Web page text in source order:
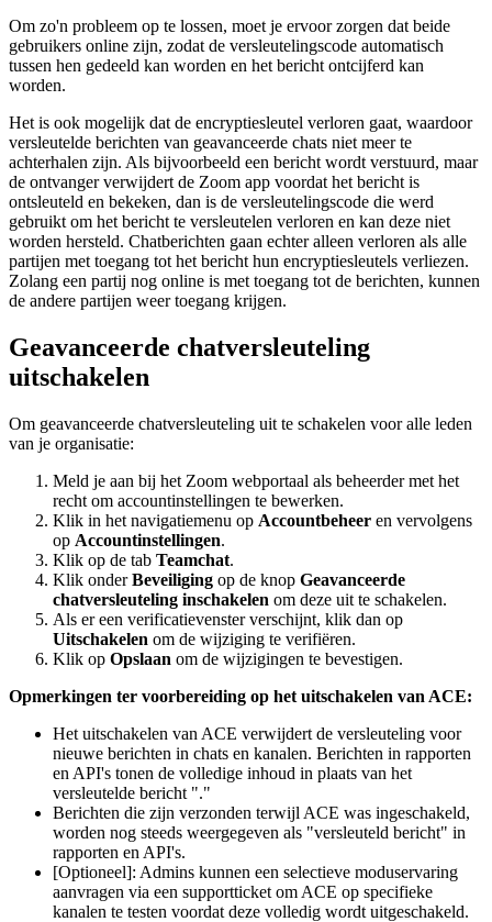
Om zo'n probleem op te lossen, moet je ervoor zorgen dat beide
gebruikers online zijn, zodat de versleutelingscode automatisch
tussen hen gedeeld kan worden en het bericht ontcijferd kan
worden.
Het is ook mogelijk dat de encryptiesleutel verloren gaat, waardoor
versleutelde berichten van geavanceerde chats niet meer te
achterhalen zijn. Als bijvoorbeeld een bericht wordt verstuurd, maar
de ontvanger verwijdert de Zoom app voordat het bericht is
ontsleuteld en bekeken, dan is de versleutelingscode die werd
gebruikt om het bericht te versleutelen verloren en kan deze niet
worden hersteld. Chatberichten gaan echter alleen verloren als alle
partijen met toegang tot het bericht hun encryptiesleutels verliezen.
Zolang een partij nog online is met toegang tot de berichten, kunnen
de andere partijen weer toegang krijgen.
Geavanceerde chatversleuteling
uitschakelen
Om geavanceerde chatversleuteling uit te schakelen voor alle leden
van je organisatie:
Meld je aan bij het Zoom webportaal als beheerder met het
recht om accountinstellingen te bewerken.
Klik in het navigatiemenu op Accountbeheer en vervolgens
op Accountinstellingen.
Klik op de tab Teamchat.
Klik onderBeveiliging op de knop Geavanceerde
chatversleuteling inschakelen om deze uit te schakelen.
Als er een verificatievenster verschijnt, klik dan op
Uitschakelen om de wijziging te verifiëren.
Klik op Opslaan om de wijzigingen te bevestigen.
Opmerkingen ter voorbereiding op het uitschakelen van ACE:
Het uitschakelen van ACE verwijdert de versleuteling voor
nieuwe berichten in chats en kanalen. Berichten in rapporten
en API's tonen de volledige inhoud in plaats van het
versleutelde bericht "."
Berichten die zijn verzonden terwijl ACE was ingeschakeld,
worden nog steeds weergegeven als "versleuteld bericht" in
rapporten en API's.
[Optioneel]: Admins kunnen een selectieve moduservaring
aanvragen via een supportticket om ACE op specifieke
kanalen te testen voordat deze volledig wordt uitgeschakeld.